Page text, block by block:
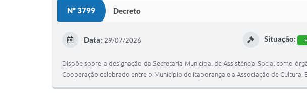
Nº 3799 Decreto
Data: 29/07/2026 Situação:
Dispõe sobre a designação da Secretaria Municipal de Assistência Social como
Cooperação celebrado entre o Município de Itaporanga e a Associação de Cultura,